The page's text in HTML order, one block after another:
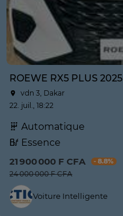
ROEWE RX5 PLUS 2025
vdn 3, Dakar
22. juil., 18:22
Automatique
Essence
21 900 000 F CFA
- 8.8%
24 000 000 F CFA
Voiture Intelligente